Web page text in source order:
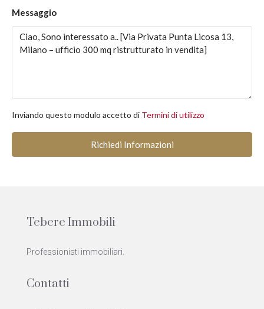
Messaggio
Inviando questo modulo accetto di Termini di utilizzo
Richiedi Informazioni
Tebere Immobili
Professionisti immobiliari.
Contatti